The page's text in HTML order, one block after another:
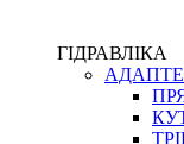
ФІТИНГИ
АКСЕСУАРИ
ТРУБКИ ТА
ФІТИНГИ
ГІДРАВЛІКА